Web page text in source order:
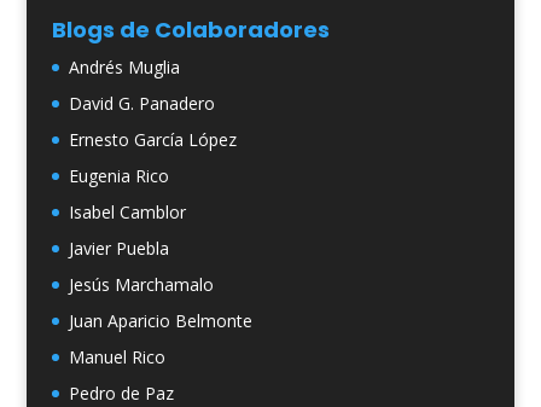
Blogs de Colaboradores
Andrés Muglia
David G. Panadero
Ernesto García López
Eugenia Rico
Isabel Camblor
Javier Puebla
Jesús Marchamalo
Juan Aparicio Belmonte
Manuel Rico
Pedro de Paz